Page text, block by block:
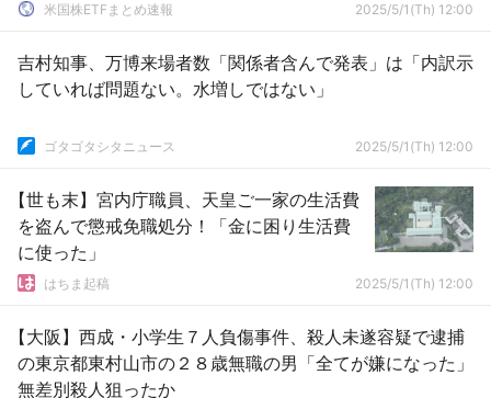
米国株ETFまとめ速報 2025/5/1(Th) 12:00
吉村知事、万博来場者数「関係者含んで発表」は「内訳示
していれば問題ない。水増しではない」
ゴタゴタシタニュース 2025/5/1(Th) 12:00
【世も末】宮内庁職員、天皇ご一家の生活費
を盗んで懲戒免職処分！「金に困り生活費
に使った」
はちま起稿 2025/5/1(Th) 12:00
【大阪】西成・小学生７人負傷事件、殺人未遂容疑で逮捕
の東京都東村山市の２８歳無職の男「全てが嫌になった」
無差別殺人狙ったか